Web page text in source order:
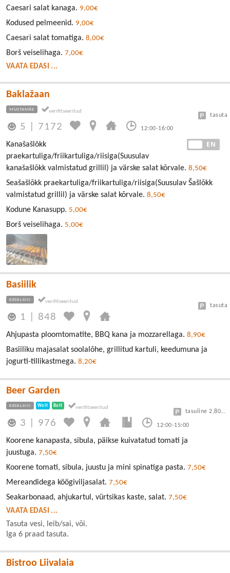
Caesari salat kanaga. 9,00€
Kodused pelmeenid. 9,00€
Caesari salat tomatiga. 8,00€
Borš veiselihaga. 7,00€
VAATA EDASI ...
Baklažaan
MUSTAMÄE
5 7172 12:00-16:00
tasuta
EN
Kanašašlǒkk
praekartuliga/friikartuliga/riisiga(Suusulav
kanašašlõkk valmistatud grillil) ja värske salat kõrvale. 8,50€
Seašašlõkk praekartuliga/friikartuliga/riisiga(Suusulav Šašlõkk
valmistatud grillil) ja värske salat kõrvale. 8,50€
Kodune Kanasupp. 5,00€
Borš veiselihaga. 5,00€
Basiilik
KESKLINN
1 848
tasuta
Ahjupasta ploomtomatite, BBQ kana ja mozzarellaga. 8,90€
Basiiliku majasalat soolalõhe, grillitud kartuli, keedumuna ja
jogurti-tillikastmega. 8,20€
Beer Garden
KESKLINN Wolt Bolt
3 976 12:00-15:00
tasuline 2,80/30min
Koorene kanapasta, sibula, päikse kuivatatud tomati ja
juustuga. 7,50€
Koorene tomati, sibula, juustu ja mini spinatiga pasta. 7,50€
Mereandidega köögiviljasalat. 7,50€
Seakarbonaad, ahjukartul, vürtsikas kaste, salat. 7,50€
VAATA EDASI ...
Tasuta vesi, leib/sai, või.
Iga 6 praad tasuta.
Bistroo Liivalaia